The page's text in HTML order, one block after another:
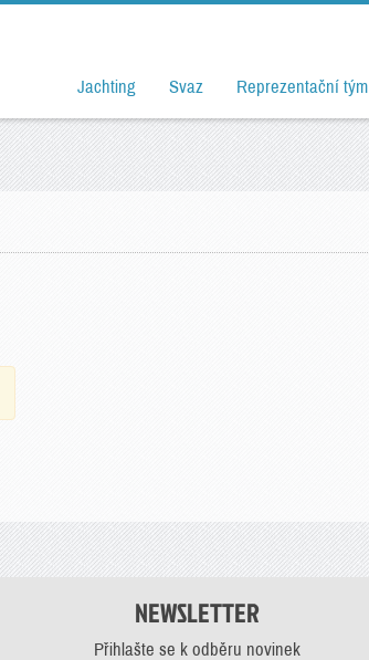
Jachting Svaz Reprezentační tým
NEWSLETTER
Přihlašte se k odběru novinek